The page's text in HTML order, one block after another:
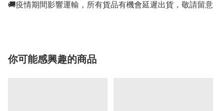
🚚疫情期間影響運輸，所有貨品有機會延遲出貨，敬請留意
你可能感興趣的商品